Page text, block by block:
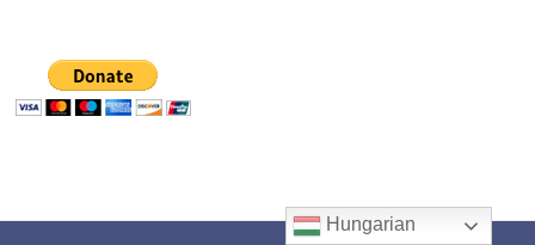
Hungarian